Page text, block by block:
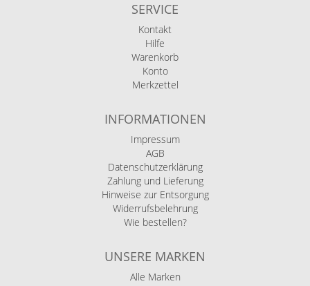
SERVICE
Kontakt
Hilfe
Warenkorb
Konto
Merkzettel
INFORMATIONEN
Impressum
AGB
Datenschutzerklärung
Zahlung und Lieferung
Hinweise zur Entsorgung
Widerrufsbelehrung
Wie bestellen?
UNSERE MARKEN
Alle Marken